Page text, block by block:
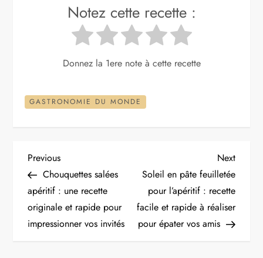
Notez cette recette :
Donnez la 1ere note à cette recette
GASTRONOMIE DU MONDE
N
a
v
Previous
Post
Previous
Chouquettes salées
apéritif : une recette
originale et rapide pour
impressionner vos invités
Next
Post
Next
Soleil en pâte feuilletée
pour l’apéritif : recette
facile et rapide à réaliser
pour épater vos amis